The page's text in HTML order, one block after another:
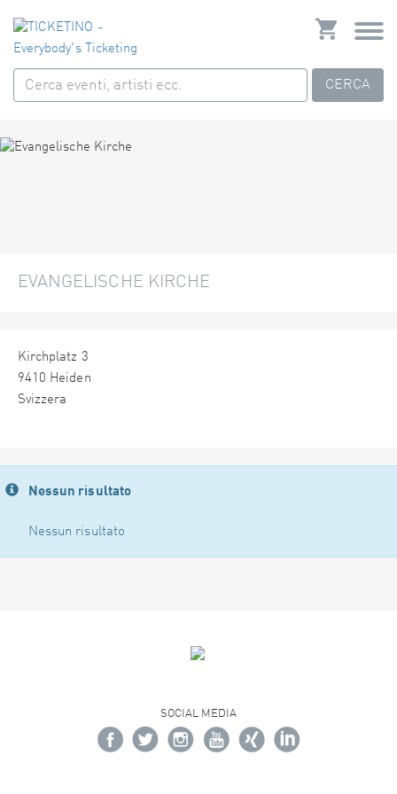
CERCA
EVANGELISCHE KIRCHE
Kirchplatz 3
9410 Heiden
Svizzera
Nessun risultato
Nessun risultato
SOCIAL MEDIA